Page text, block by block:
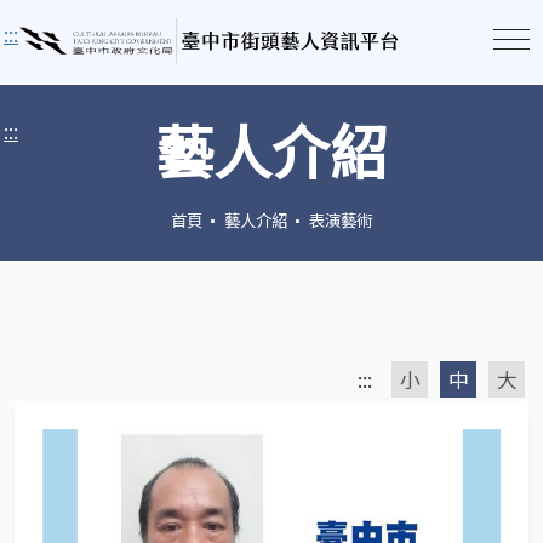
:::
::: 藝人介紹
首頁 藝人介紹 表演藝術
::: 小 中 大